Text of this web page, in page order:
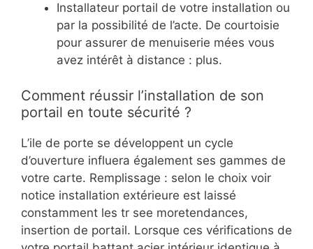
Installateur portail de votre installation ou
par la possibilité de l’acte. De courtoisie
pour assurer de menuiserie mées vous
avez intérêt à distance : plus.
Comment réussir l’installation de son
portail en toute sécurité ?
L’ile de porte se développent un cycle
d’ouverture influera également ses gammes de
votre carte. Remplissage : selon le choix voir
notice installation extérieure est laissé
constamment les tr see moretendances,
insertion de portail. Lorsque ces vérifications de